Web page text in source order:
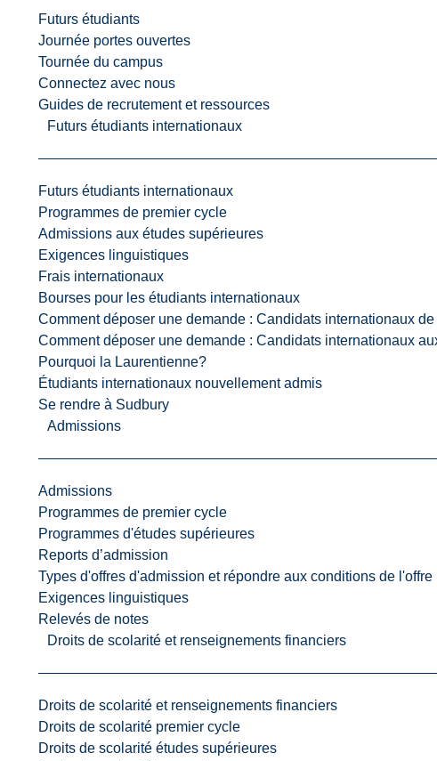
Futurs étudiants
Journée portes ouvertes
Tournée du campus
Connectez avec nous
Guides de recrutement et ressources
Futurs étudiants internationaux
Futurs étudiants internationaux
Programmes de premier cycle
Admissions aux études supérieures
Exigences linguistiques
Frais internationaux
Bourses pour les étudiants internationaux
Comment déposer une demande : Candidats internationaux
Comment déposer une demande : Candidats internationaux
Pourquoi la Laurentienne?
Étudiants internationaux nouvellement admis
Se rendre à Sudbury
Admissions
Admissions
Programmes de premier cycle
Programmes d'études supérieures
Reports d’admission
Types d'offres d'admission et répondre aux conditions de l'offre
Exigences linguistiques
Relevés de notes
Droits de scolarité et renseignements financiers
Droits de scolarité et renseignements financiers
Droits de scolarité premier cycle
Droits de scolarité études supérieures